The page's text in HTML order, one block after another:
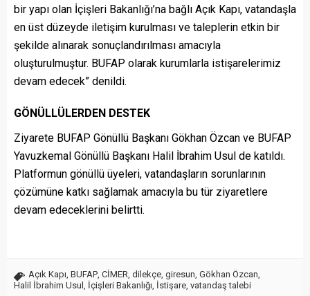
bir yapı olan İçişleri Bakanlığı’na bağlı Açık Kapı, vatandaşla
en üst düzeyde iletişim kurulması ve taleplerin etkin bir
şekilde alınarak sonuçlandırılması amacıyla
oluşturulmuştur. BUFAP olarak kurumlarla istişarelerimiz
devam edecek” denildi.
GÖNÜLLÜLERDEN DESTEK
Ziyarete BUFAP Gönüllü Başkanı Gökhan Özcan ve BUFAP
Yavuzkemal Gönüllü Başkanı Halil İbrahim Usul de katıldı.
Platformun gönüllü üyeleri, vatandaşların sorunlarının
çözümüne katkı sağlamak amacıyla bu tür ziyaretlere
devam edeceklerini belirtti.
Açık Kapı, BUFAP, CİMER, dilekçe, giresun, Gökhan Özcan,
Halil İbrahim Usul , İçişleri Bakanlığı, İstişare, vatandaş talebi